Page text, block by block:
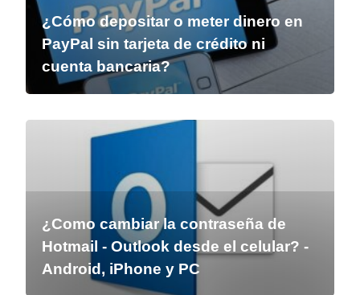
¿Cómo depositar o meter dinero en
PayPal sin tarjeta de crédito ni
cuenta bancaria?
¿Como cambiar la contraseña de
Hotmail - Outlook desde el celular? -
Android, iPhone y PC